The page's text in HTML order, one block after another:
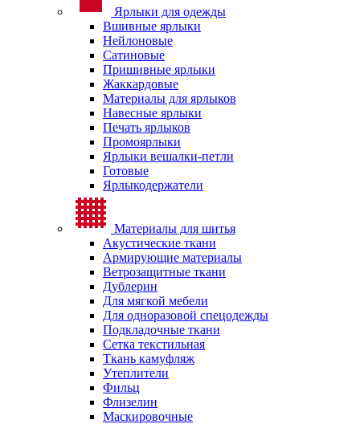
Ярлыки для одежды
Вшивные ярлыки
Нейлоновые
Сатиновые
Пришивные ярлыки
Жаккардовые
Материалы для ярлыков
Навесные ярлыки
Печать ярлыков
Промоярлыки
Ярлыки вешалки-петли
Готовые
Ярлыкодержатели
Материалы для шитья
Акустические ткани
Армирующие материалы
Ветрозащитные ткани
Дублерин
Для мягкой мебели
Для одноразовой спецодежды
Подкладочные ткани
Сетка текстильная
Ткань камуфляж
Утеплители
Фильц
Флизелин
Маскировочные